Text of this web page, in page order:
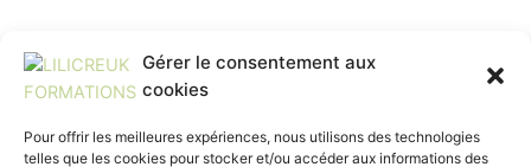
Gérer le consentement aux
cookies
Pour offrir les meilleures expériences, nous utilisons des technologies
telles que les cookies pour stocker et/ou accéder aux informations des